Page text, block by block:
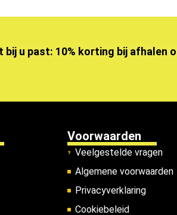
bij u past: 10% korting bij afhalen
Voorwaarden
Veelgestelde vragen
Algemene voorwaarden
Privacyverklaring
Cookiebeleid